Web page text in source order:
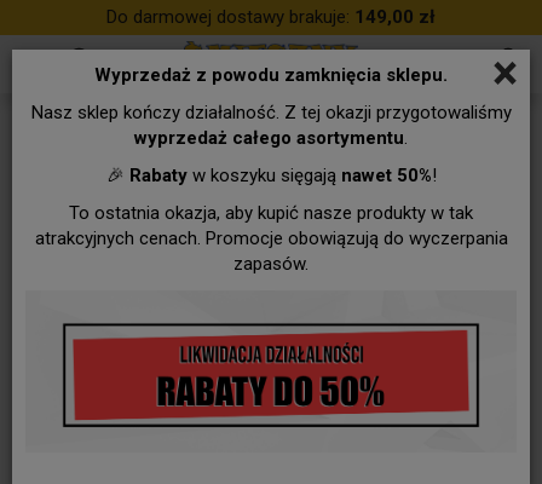
×
Wyprzedaż z powodu zamknięcia sklepu.
Nasz sklep kończy działalność. Z tej okazji przygotowaliśmy
wyprzedaż całego asortymentu.
🎉 Rabatyw koszyku sięgają nawet 50%!
To ostatnia okazja, aby kupić nasze produkty w tak
atrakcyjnych cenach. Promocje obowiązują do wyczerpania
zapasów.
Do darmowej dostawy brakuje: 149,00 zł